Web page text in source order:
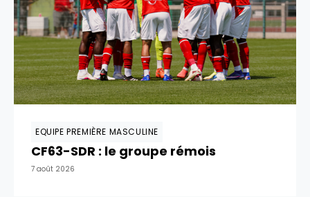
EQUIPE PREMIÈRE MASCULINE
CF63-SDR : le groupe rémois
7 août 2026